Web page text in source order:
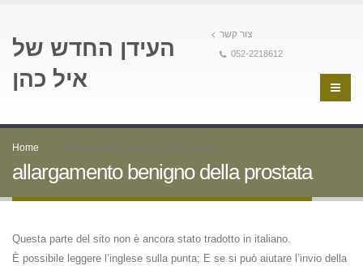
העידן החדש של
איל כהן
צור קשר
052-2218612
Home allargamento benigno della prostata
allargamento benigno della prostata
Questa parte del sito non è ancora stato tradotto in italiano.
È possibile leggere l’inglese sulla punta; E se si può aiutare l’invio della